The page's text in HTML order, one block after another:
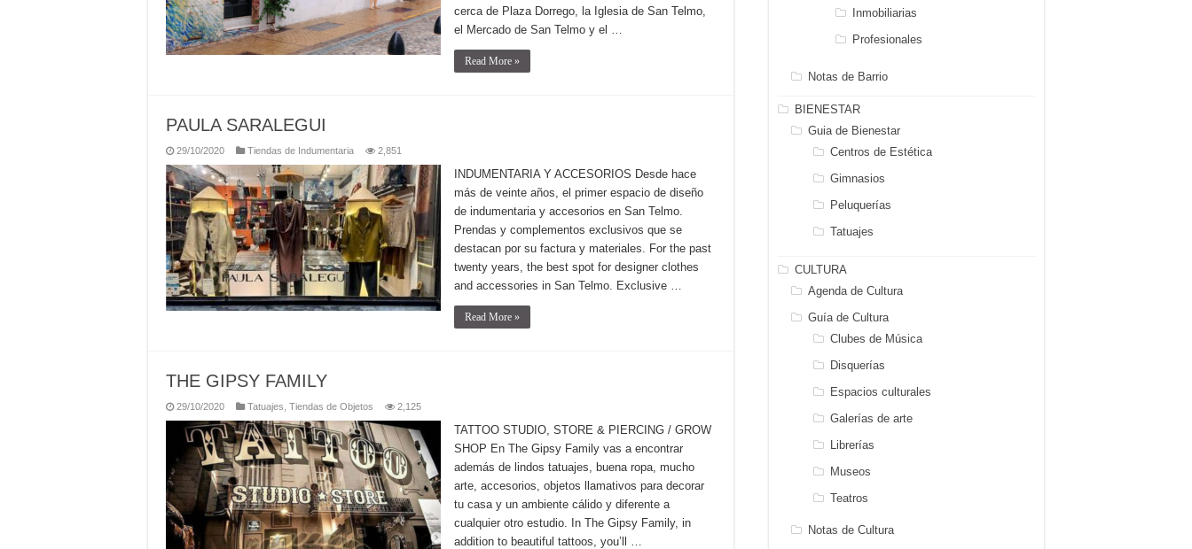
cerca de Plaza Dorrego, la Iglesia de San Telmo,
el Mercado de San Telmo y el …
Read More »
PAULA SARALEGUI
29/10/2020 Tiendas de Indumentaria 2,851
INDUMENTARIA Y ACCESORIOS Desde hace
más de veinte años, el primer espacio de diseño
de indumentaria y accesorios en San Telmo.
Prendas y complementos exclusivos que se
destacan por su factura y materiales. For the past
twenty years, the best spot for designer clothes
and accessories in San Telmo. Exclusive …
Read More »
THE GIPSY FAMILY
29/10/2020 Tatuajes Tiendas de Objetos 2,125
TATTOO STUDIO, STORE & PIERCING / GROW
SHOP En The Gipsy Family vas a encontrar
además de lindos tatuajes, buena ropa, mucho
arte, accesorios, objetos llamativos para decorar
tu casa y un ambiente cálido y diferente a
cualquier otro estudio. In The Gipsy Family, in
addition to beautiful tattoos, you’ll …
Inmobiliarias
Profesionales
Notas de Barrio
BIENESTAR
Guia de Bienestar
Centros de Estética
Gimnasios
Peluquerías
Tatuajes
CULTURA
Agenda de Cultura
Guía de Cultura
Clubes de Música
Disquerías
Espacios culturales
Galerías de arte
Librerías
Museos
Teatros
Notas de Cultura